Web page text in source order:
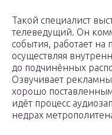
Такой специалист
телеведущий. Он
события, работает
осуществляя
до подчинённых
Озвучивает
хорошо
идёт процесс
недрах